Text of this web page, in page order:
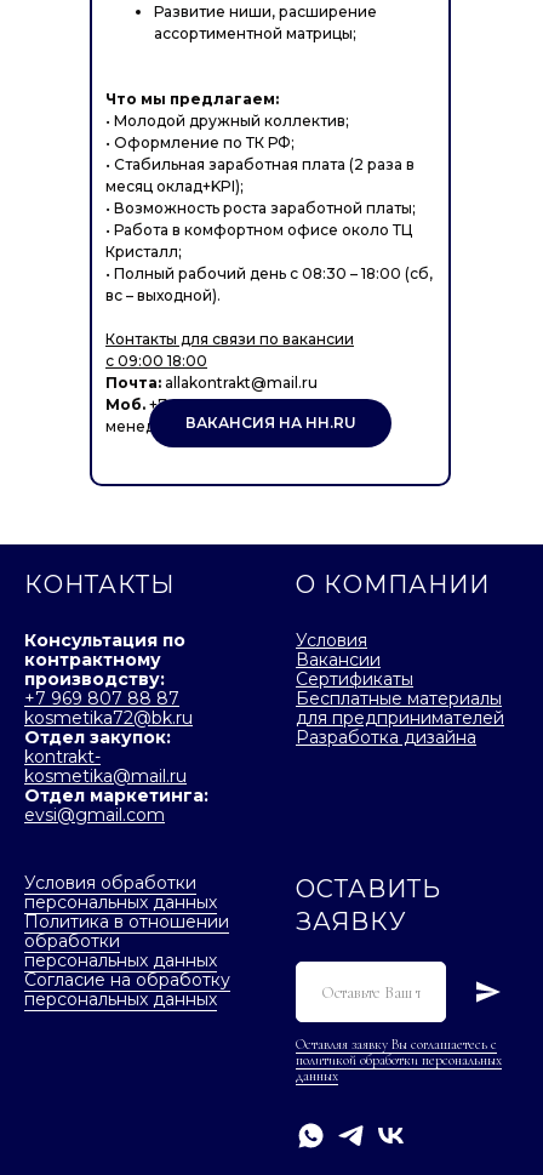
Развитие ниши, расширение
ассортиментной матрицы;
Что мы предлагаем:
• Молодой дружный коллектив;
• Оформление по ТК РФ;
• Стабильная заработная плата (2 раза в
месяц оклад+KPI);
• Возможность роста заработной платы;
• Работа в комфортном офисе около ТЦ
Кристалл;
• Полный рабочий день с 08:30 – 18:00 (сб,
вс – выходной).
Контакты для связи по вакансии
с 09:00 18:00
Почта: allakontrakt@mail.ru
Моб. +7-950-220-06-78 Алла, HR-
менеджер.ВАКАНСИЯ НА HH.RU
КОНТАКТЫ
Консультация по
контрактному
производству:
+7 969 807 88 87
kosmetika72@bk.ru
Отдел закупок:
kontrakt-
kosmetika@mail.ru
Отдел маркетинга:
evsi@gmail.com
О КОМПАНИИ
Условия
Вакансии
Сертификаты
Бесплатные материалы
для предпринимателей
Разработка дизайна
Условия обработки
персональных данных
Политика в отношении
обработки
персональных данных
Согласие на обработку
персональных данных
ОСТАВИТЬ
ЗАЯВКУ
Оставляя заявку Вы соглашаетесь с
политикой обработки персональных
данных